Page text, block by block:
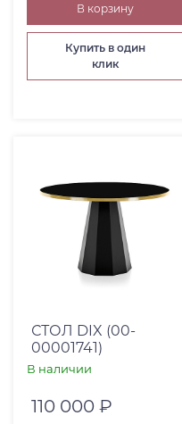
В корзину
Купить в один
клик
СТОЛ DIX (00-
00001741)
В наличии
110 000 ₽